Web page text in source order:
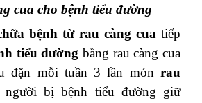
cua cho bệnh tiểu đường
bệnh từ rau càng cua tiếp
tiểu đường bằng rau càng cua
đặn mỗi tuần 3 lần món rau
người bị bệnh tiểu đường giữ